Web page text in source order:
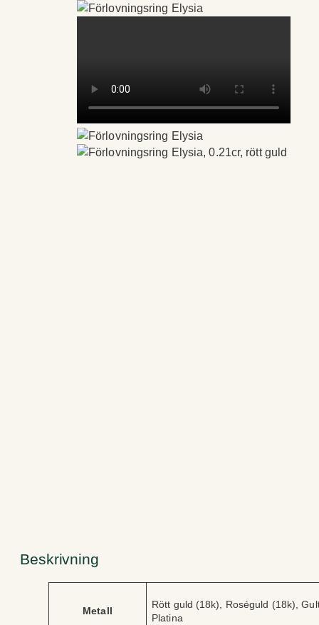
Beskrivning
Metall
Rött guld (18k), Roséguld (18k),
Platina